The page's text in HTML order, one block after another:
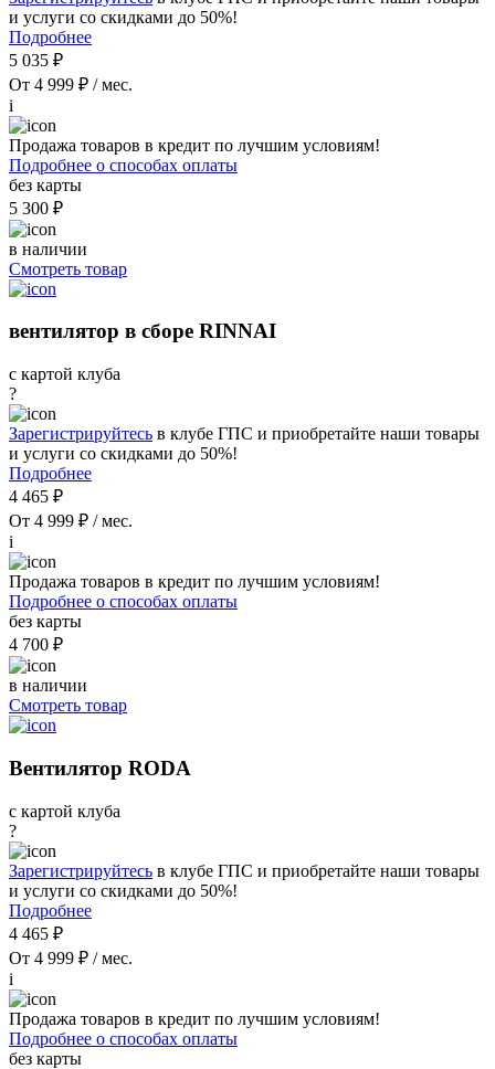
и услуги со скидками до 50%!
Подробнее
5 035 ₽
От 4 999 ₽ / мес.
i
Продажа товаров в кредит по лучшим условиям!
Подробнее о способах оплаты
без карты
5 300 ₽
в наличии
Смотреть товар
вентилятор в сборе RINNAI
с картой клуба
?
Зарегистрируйтесь в клубе ГПС и приобретайте наши товары
и услуги со скидками до 50%!
Подробнее
4 465 ₽
От 4 999 ₽ / мес.
i
Продажа товаров в кредит по лучшим условиям!
Подробнее о способах оплаты
без карты
4 700 ₽
в наличии
Смотреть товар
Вентилятор RODA
с картой клуба
?
Зарегистрируйтесь в клубе ГПС и приобретайте наши товары
и услуги со скидками до 50%!
Подробнее
4 465 ₽
От 4 999 ₽ / мес.
i
Продажа товаров в кредит по лучшим условиям!
Подробнее о способах оплаты
без карты